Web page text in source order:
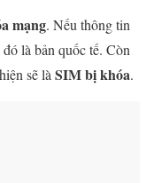
mạng. Nếu thông tin
là bản quốc tế. Còn
sẽ là SIM bị khóa.